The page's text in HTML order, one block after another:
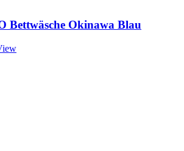
Bettwäsche Okinawa Blau